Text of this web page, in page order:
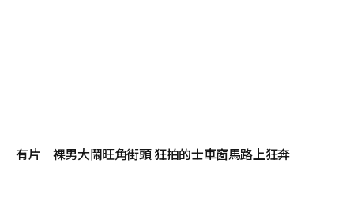
有片｜裸男大鬧旺角街頭 狂拍的士車窗馬路上狂奔